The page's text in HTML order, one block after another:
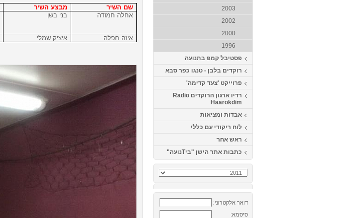
2003
2002
2000
1996
פסטיבל קמפ בתנועה
רוקדים בלבן - טנגו כפר סבא
פרוייקט 'צעד קדימה'
רדיו ארגון הרוקדים Radio
Haarokdim
אבדות ומציאות
לוח ריקודי עם כללי
ראש אחר
כתבות אתר הישן "ביTנועה"
דואר אלקטרוני:
סיסמא:
שם השיר מבצע השיר
אחלה חמודה
בני בשן
איזה חפלה
איציק שמלי